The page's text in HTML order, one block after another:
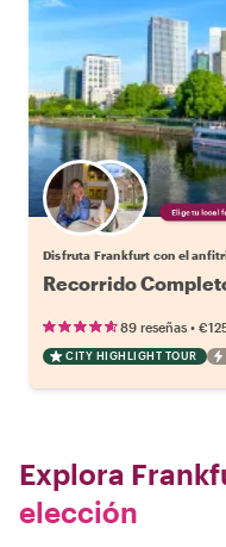
Elige tu local
Disfruta Frankfurt con el
Recorrido
89 reseñas •
CITY HIGHLIGHT TOUR
Explora
elección